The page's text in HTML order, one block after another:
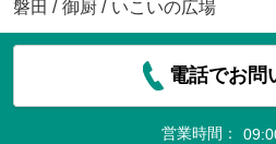
磐田 / 御厨 / いこいの広場
電話でお問
営業時間：